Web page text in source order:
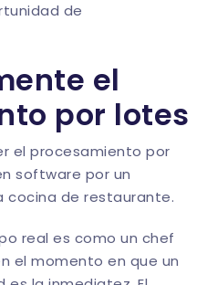
de
el
por lotes
el procesamiento por
software por un
cocina de restaurante.
real es como un chef
el momento en que un